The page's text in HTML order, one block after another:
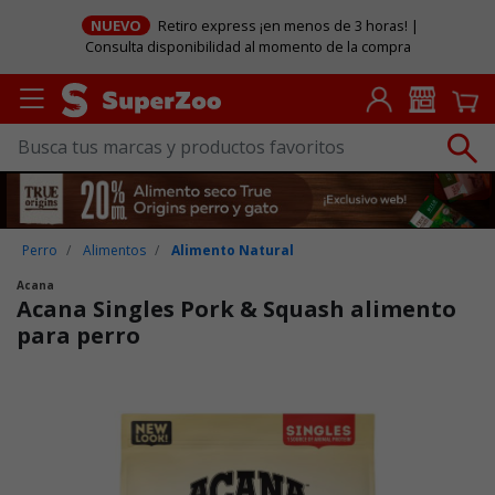
NUEVO
Retiro express ¡en menos de 3 horas! |
Consulta disponibilidad al momento de la compra
Perro Alimentos Alimento Natural
Acana
Acana Singles Pork & Squash alimento
para perro